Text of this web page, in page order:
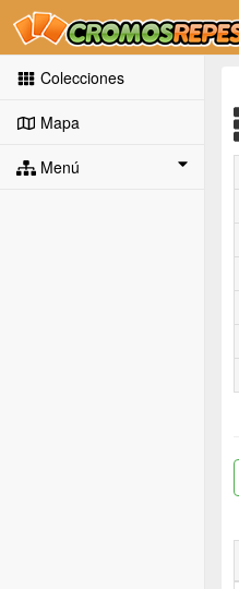
Colecciones
Mapa
Menú